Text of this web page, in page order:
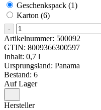
Geschenkspack (1)
Karton (6)
-
Artikelnummer: 500092
GTIN: 8009366300597
Inhalt: 0,7 l
Ursprungsland: Panama
Bestand: 6
Auf Lager
Hersteller